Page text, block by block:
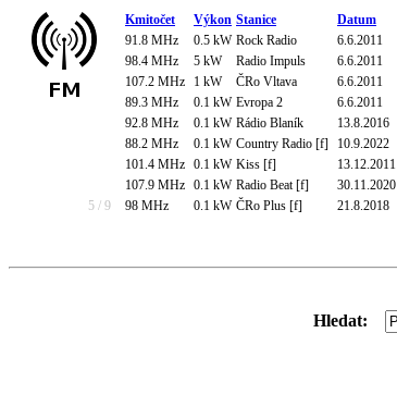
Kmitočet Výkon Stanice Datum
91.8 MHz
0.5 kW Rock Radio 6.6.2011
98.4 MHz
5 kW Radio Impuls 6.6.2011
107.2 MHz
1 kW ČRo Vltava 6.6.2011
89.3 MHz
0.1 kW Evropa 2 6.6.2011
92.8 MHz
0.1 kW Rádio Blaník 13.8.2016
88.2 MHz
0.1 kW Country Radio [f] 10.9.2022
101.4 MHz 0.1 kW Kiss [f] 13.12.2011
107.9 MHz 0.1 kW Radio Beat [f] 30.11.2020
5 / 9
98 MHz 0.1 kW ČRo Plus [f] 21.8.2018
Hledat: